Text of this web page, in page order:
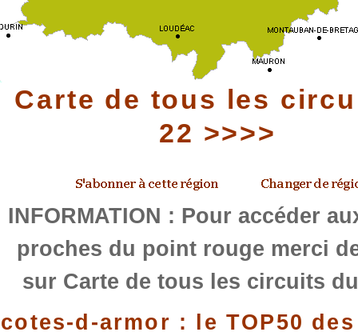
Carte de tous les
22 >>>>
INFORMATION : Pour accéder
proches du point rouge merci
sur Carte de tous les circuits
cotes-d-armor : le TOP50